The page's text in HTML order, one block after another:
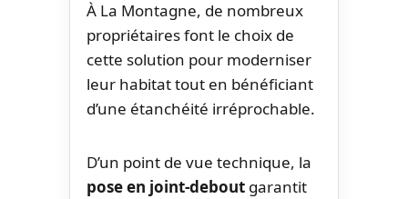
À La Montagne, de nombreux
propriétaires font le choix de
cette solution pour moderniser
leur habitat tout en bénéficiant
d’une étanchéité irréprochable.
D’un point de vue technique, la
pose en joint-debout garantit